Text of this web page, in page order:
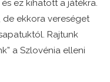
ez kihatott a játékra.
ekkora vereséget
Rajtunk
a Szlovénia elleni